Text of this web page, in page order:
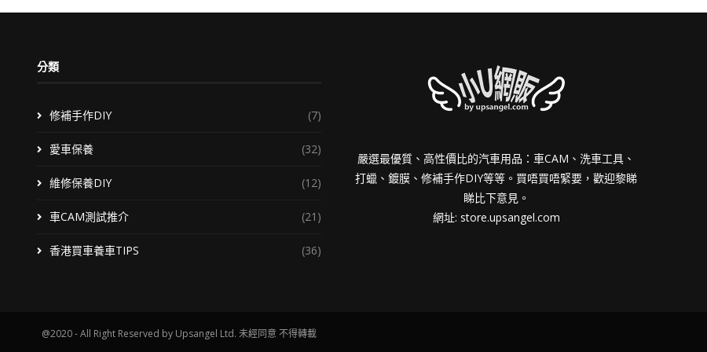
分類
修補手作DIY (7)
愛車保養 (32)
維修保養DIY (12)
車CAM測試推介 (21)
香港買車養車TIPS (36)
嚴選最優質、高性價比的汽車用品：車CAM、洗車工具、
打蠟、鍍膜、修補手作DIY等等。買唔買唔緊要，歡迎黎睇
睇比下意見。
網址: store.upsangel.com
@2020 - All Right Reserved by Upsangel Ltd. 未經同意 不得轉載